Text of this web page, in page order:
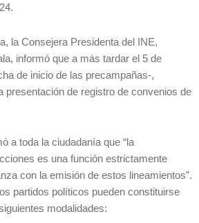
la Consejera Presidenta del INE,
informó que a más tardar el 5 de
de inicio de las precampañas-,
presentación de registro de convenios de
a toda la ciudadanía que “la
es una función estrictamente
con la emisión de estos lineamientos”.
partidos políticos pueden constituirse
modalidades: